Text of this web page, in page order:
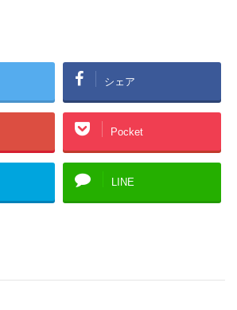
シェア
Pocket
LINE